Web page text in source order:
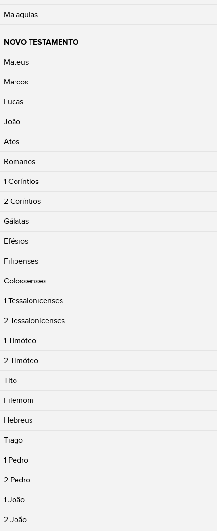
Malaquias
NOVO TESTAMENTO
Mateus
Marcos
Lucas
João
Atos
Romanos
1 Coríntios
2 Coríntios
Gálatas
Efésios
Filipenses
Colossenses
1 Tessalonicenses
2 Tessalonicenses
1 Timóteo
2 Timóteo
Tito
Filemom
Hebreus
Tiago
1 Pedro
2 Pedro
1 João
2 João